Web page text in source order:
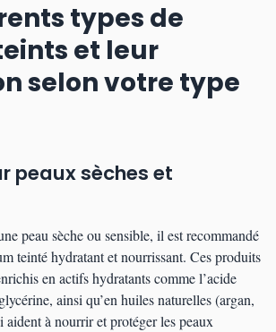
types de
et leur
selon votre type
peaux sèches et
peau sèche ou sensible, il est recommandé
teinté hydratant et nourrissant. Ces produits
en actifs hydratants comme l’acide
ainsi qu’en huiles naturelles (argan,
à nourrir et protéger les peaux